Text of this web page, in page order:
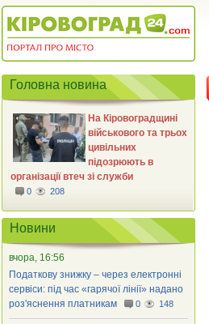
Головна новина
На Кіровоградщині
військового та трьох
цивільних
підозрюють в
організації втеч зі служби
0 208
Новини
вчора, 16:56
Податкову знижку – через електронні
сервіси: під час «гарячої лінії» надано
роз'яснення платникам
0 148